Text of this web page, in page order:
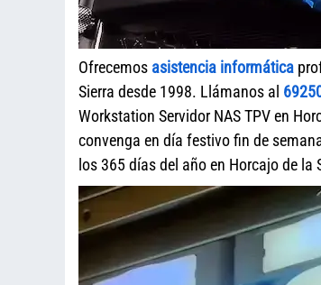
Ofrecemos asistencia informática
Sierra desde 1998. Llámanos al
Workstation Servidor NAS TPV en
convenga en día festivo fin de
los 365 días del año en Horcajo de la